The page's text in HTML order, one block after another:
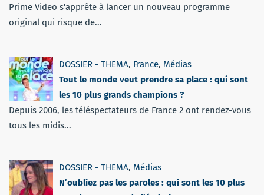
Prime Video s'apprête à lancer un nouveau programme
original qui risque de...
DOSSIER - THEMA, France, Médias
Tout le monde veut prendre sa place : qui sont
les 10 plus grands champions ?
Depuis 2006, les téléspectateurs de France 2 ont rendez-vous
tous les midis...
DOSSIER - THEMA, Médias
N’oubliez pas les paroles : qui sont les 10 plus